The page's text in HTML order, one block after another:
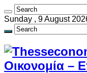
Sunday , 9 August
Οικονομία –